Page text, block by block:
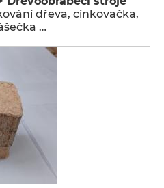
dřeva, cinkovačka,
…